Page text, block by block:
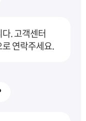
. 고객센터
연락주세요.